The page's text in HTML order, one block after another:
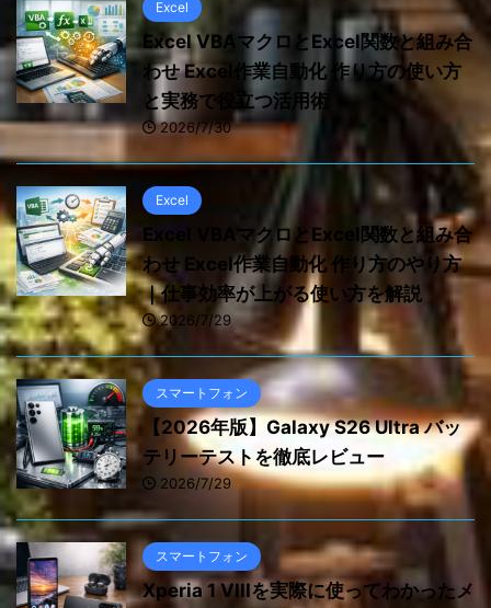
Excel
Excel VBAマクロとExcel関数と組み合
わせ Excel作業自動化 作り方の使い方
と実務で役立つ活用術
2026/7/30
Excel
Excel VBAマクロとExcel関数と組み合
わせ Excel作業自動化 作り方のやり方
｜仕事効率が上がる使い方を解説
2026/7/29
スマートフォン
【2026年版】Galaxy S26 Ultra バッ
テリーテストを徹底レビュー
2026/7/29
スマートフォン
Xperia 1 VIIIを実際に使ってわかったメ